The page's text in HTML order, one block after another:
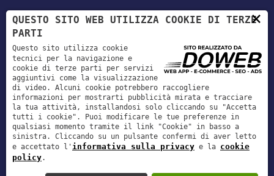
+39 0458780283
giaconvet@gmail.com
Via Genova, 10/A, 37036 San Martino Buon
Albergo, Verona
×
QUESTO SITO WEB UTILIZZA COOKIE DI TERZE
PARTI
Questo sito utilizza cookie
tecnici per la navigazione e
cookie di terze parti per servizi
aggiuntivi come la visualizzazione
di video. Alcuni cookie potrebbero raccogliere
informazioni per mostrarti pubblicità mirata e tracciare
la tua attività, installandosi solo cliccando su "Accetta
tutti i cookie". Puoi modificare le tue preferenze in
qualsiasi momento tramite il link "Cookie" in basso a
sinistra. Cliccando su un pulsante confermi di aver letto
e accettato l' informativa sulla privacy e la cookie
policy.